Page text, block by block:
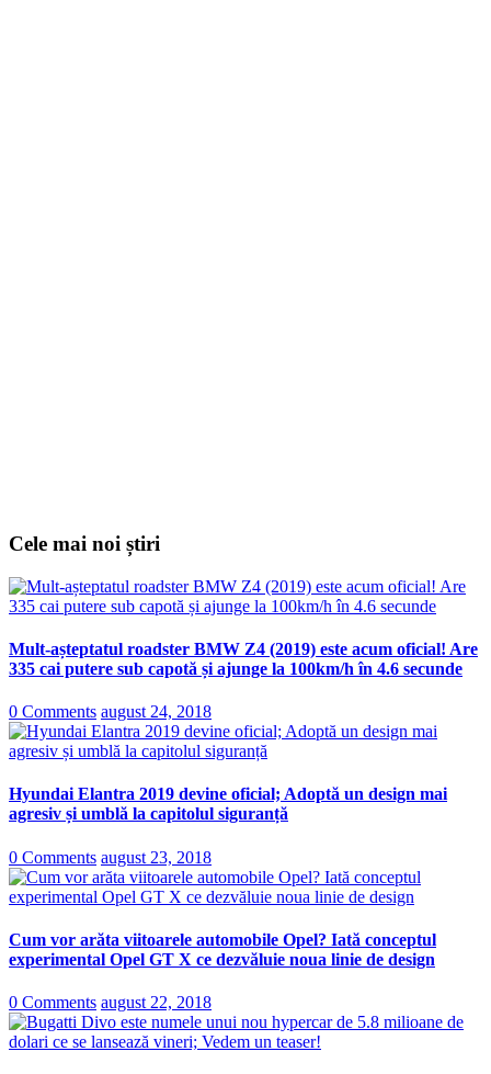
Cele mai noi știri
Mult-așteptatul roadster BMW Z4 (2019) este acum oficial! Are
335 cai putere sub capotă și ajunge la 100km/h în 4.6 secunde
0 Comments august 24, 2018
Hyundai Elantra 2019 devine oficial; Adoptă un design mai
agresiv și umblă la capitolul siguranță
0 Comments august 23, 2018
Cum vor arăta viitoarele automobile Opel? Iată conceptul
experimental Opel GT X ce dezvăluie noua linie de design
0 Comments august 22, 2018